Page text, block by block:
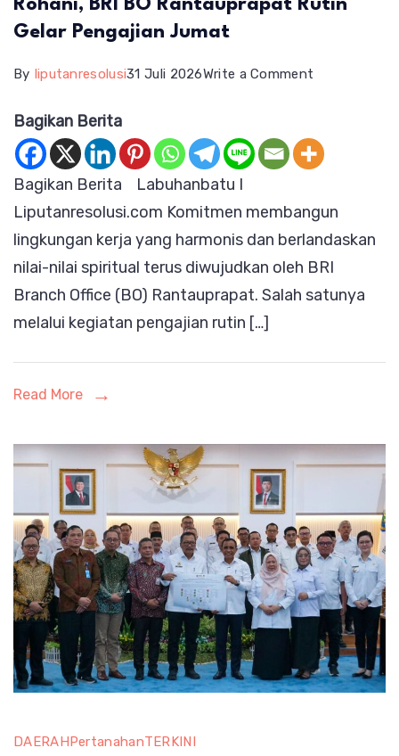
Rohani, BRI BO Rantauprapat Rutin
Gelar Pengajian Jumat
By liputanresolusi31 Juli 2026Write a Comment
dan
Rohani,
BRI
BO
Bagikan Berita
Bagikan Berita Labuhanbatu I
Liputanresolusi.com Komitmen membangun
lingkungan kerja yang harmonis dan berlandaskan
nilai-nilai spiritual terus diwujudkan oleh BRI
Branch Office (BO) Rantauprapat. Salah satunya
melalui kegiatan pengajian rutin […]
Read More
DAERAHPertanahanTERKINI